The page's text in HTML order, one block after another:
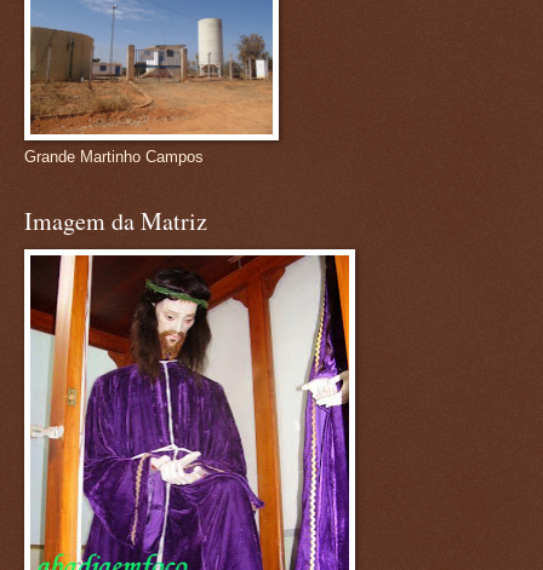
Grande Martinho Campos
Imagem da Matriz